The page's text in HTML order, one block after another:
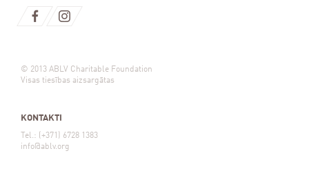
© 2013 ABLV Charitable Foundation
Visas tiesības aizsargātas
KONTAKTI
Tel.: (+371) 6728 1383
info@ablv.org